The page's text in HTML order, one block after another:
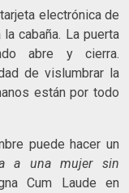
electrónica de
cabaña. La puerta
abre y cierra.
de vislumbrar la
están por todo
puede hacer un
a una mujer sin
Cum Laude en